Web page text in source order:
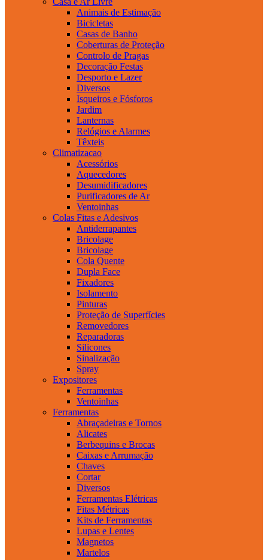
Animais de Estimação
Bicicletas
Casas de Banho
Coberturas de Proteção
Controlo de Pragas
Decoração Festas
Desporto e Lazer
Diversos
Isqueiros e Fósforos
Jardim
Lanternas
Relógios e Alarmes
Têxteis
Climatizacao
Acessórios
Aquecedores
Desumidificadores
Purificadores de Ar
Ventoinhas
Colas Fitas e Adesivos
Antiderrapantes
Bricolage
Bricolage
Cola Quente
Dupla Face
Fixadores
Isolamento
Pinturas
Proteção de Superfícies
Removedores
Reparadoras
Silicones
Sinalização
Spray
Expositores
Ferramentas
Ventoinhas
Ferramentas
Abraçadeiras e Tornos
Alicates
Berbequins e Brocas
Caixas e Arrumação
Chaves
Cortar
Diversos
Ferramentas Elétricas
Fitas Métricas
Kits de Ferramentas
Lupas e Lentes
Magnetos
Martelos